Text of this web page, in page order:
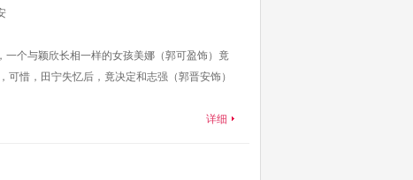
个与颖欣长相一样的女孩美娜（郭可盈饰）竟
惜，田宁失忆后，竟决定和志强（郭晋安饰）
详细